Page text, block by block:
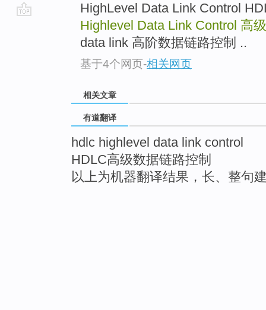
HighLevel Data Link Control
Highlevel Data Link Control 高
data link 高阶数据链路控制 ..
基于4个网页-相关网页
相关文章
有道翻译
hdlc highlevel data link control
HDLC高级数据链路控制
以上为机器翻译结果，长、整句